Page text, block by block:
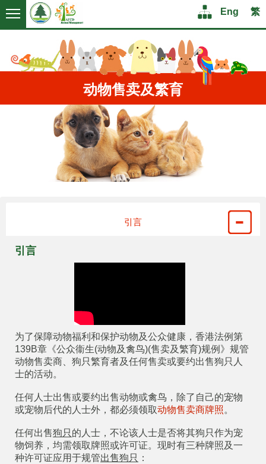
Logo Logo Structure
Eng
Eng 繁
繁
动物售卖及繁育
引言
引言
为了保障动物福利和保护动物及公众健康，香港法例第
139B章《公众衞生(动物及禽鸟)(售卖及繁育)规例》规管
动物售卖商、狗只繁育者及任何售卖或要约出售狗只人
士的活动。
任何人士出售或要约出售动物或禽鸟，除了自己的宠物
或宠物后代的人士外，都必须领取动物售卖商牌照。
任何出售狗只 的人士，不论该人士是否将其狗只作为宠
物饲养，均需领取牌照或许可证。现时有三种牌照及一
种许可证应用于规管出售狗只 ：